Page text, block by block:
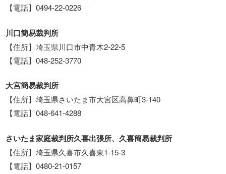
【電話】0494-22-0226
川口簡易裁判所
【住所】埼玉県川口市中青木2-22-5
【電話】048-252-3770
大宮簡易裁判所
【住所】埼玉県さいたま市大宮区高鼻町3-140
【電話】048-641-4288
さいたま家庭裁判所久喜出張所、久喜簡易裁判所
【住所】埼玉県久喜市久喜東1-15-3
【電話】0480-21-0157